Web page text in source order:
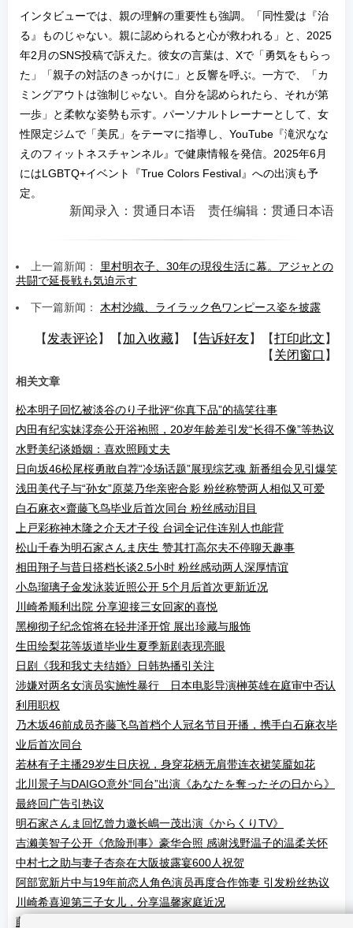
インタビューでは、親の理解の重要性も強調。「同性愛は『治
る』ものじゃない。親に認められると心が救われる」と、2025
年2月のSNS投稿で訴えた。彼女の言葉は、Xで「勇気をもらっ
た」「親子の対話のきっかけに」と反響を呼ぶ。一方で、「カ
ミングアウトは強制じゃない。自分を認められたら、それが第
一歩」と柔軟な姿勢も示す。パーソナルトレーナーとして、女
性限定ジムで「美尻」をテーマに指導し、YouTube『滝沢なな
えのフィットネスチャンネル』で健康情報を発信。2025年6月
にはLGBTQ+イベント『True Colors Festival』への出演も予
定。
新闻录入：贯通日本语 责任编辑：贯通日本语
上一篇新闻： 里村明衣子、30年の現役生活に幕。アジャとの
共闘で延長戦も気迫示す
下一篇新闻： 木村沙織、ライラック色ワンピース姿を披露
【 发表评论】【 加入收藏】【告诉好友】【打印此文 】
【 关闭窗口 】
相关文章
松本明子回忆被淡谷のり子批评“你真下品”的搞笑往事
内田有纪实妹澪奈公开浴袍照，20岁年龄差引发“长得不像”等热议
水野美纪谈婚姻：喜欢照顾丈夫
日向坂46松尾桜勇敢自荐“冷场话题”展现综艺魂 新番组会见引爆笑
浅田美代子与“孙女”原菜乃华亲密合影 粉丝称赞两人相似又可爱
白石麻衣×齋藤飞鸟毕业后首次同台 粉丝感动泪目
上戸彩称神木隆之介天才子役 台词全记住连别人也能背
松山千春为明石家さんま庆生 赞其打高尔夫不停聊天趣事
相田翔子与昔日搭档长谈2.5小时 粉丝感动两人深厚情谊
小岛瑠璃子金发泳装近照公开 5个月后首次更新近况
川崎希顺利出院 分享迎接三女回家的喜悦
黑柳彻子纪念馆将在轻井泽开馆 展出珍藏与服饰
生田绘梨花等坂道毕业生夏季新剧表现亮眼
日剧《我和我丈夫结婚》日韩热播引关注
涉嫌对两名女演员实施性暴行 日本电影导演榊英雄在庭审中否认
利用职权
乃木坂46前成员齐藤飞鸟首档个人冠名节目开播，携手白石麻衣毕
业后首次同台
若林有子主播29岁生日庆祝，身穿花柄无肩带连衣裙笑靥如花
北川景子与DAIGO意外“同台”出演《あなたを奪ったその日から》
最終回广告引热议
明石家さんま回忆曾力邀长嶋一茂出演《からくりTV》
吉濑美智子公开《危险刑事》豪华合照 感谢浅野温子的温柔关怀
中村七之助与妻子杏奈在大阪披露宴600人祝贺
阿部宽新片中与19年前恋人角色演员再度合作饰妻 引发粉丝热议
川崎希喜迎第三子女儿，分享温馨家庭近况
藤本美貴回忆24岁闪婚庄司智春 坦言为结婚做好最坏打算